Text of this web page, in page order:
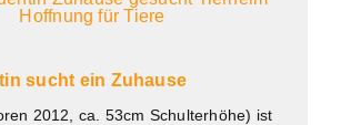
sucht ein Zuhause
2012, ca. 53cm Schulterhöhe) ist